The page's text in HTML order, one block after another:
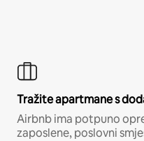
Tražite apartmane s
Airbnb ima potpuno
zaposlene, poslovni